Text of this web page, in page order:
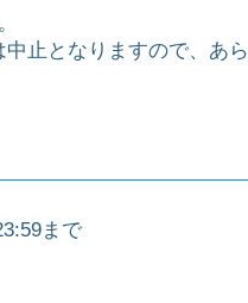
止となりますので、あ
まで